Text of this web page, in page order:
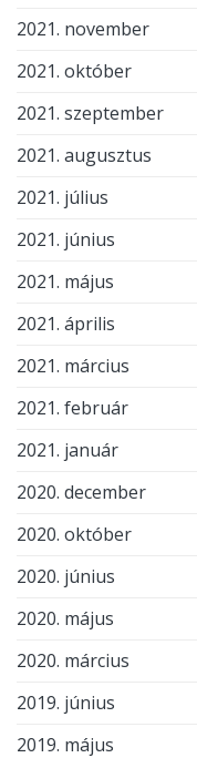
2021. november
2021. október
2021. szeptember
2021. augusztus
2021. július
2021. június
2021. május
2021. április
2021. március
2021. február
2021. január
2020. december
2020. október
2020. június
2020. május
2020. március
2019. június
2019. május